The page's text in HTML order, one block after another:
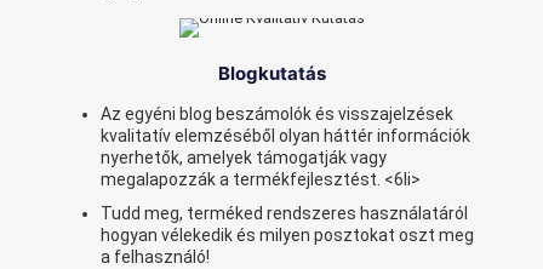
Blogkutatás
Az egyéni blog beszámolók és visszajelzések
kvalitatív elemzéséből olyan háttér információk
nyerhetők, amelyek támogatják vagy
megalapozzák a termékfejlesztést. <6li>
Tudd meg, terméked rendszeres használatáról
hogyan vélekedik és milyen posztokat oszt meg
a felhasználó!